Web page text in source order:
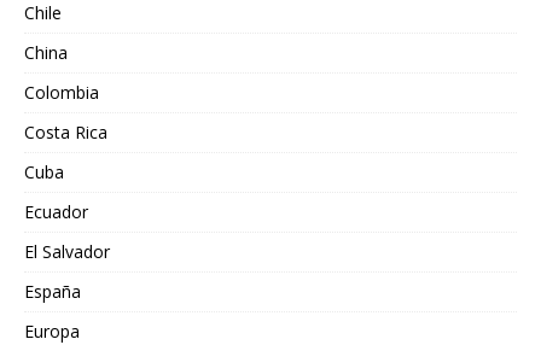
Chile
China
Colombia
Costa Rica
Cuba
Ecuador
El Salvador
España
Europa